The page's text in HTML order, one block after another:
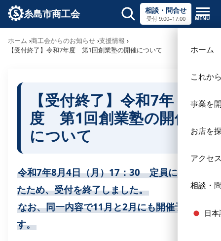
糸島市商工会 相談・問合せ
受付 9:00–17:00 MENU
サイト内検索
ホーム
これか
事業を
お店を
アクセ
相談・
日
ホーム 商工会からのお知らせ 支援情報
【受付終了】令和7年度 第1回創業塾の開催について
【受付終了】令和7年
度 第1回創業塾の開催
について
令和7年8月4日（月）17：30 定員に達し
たため、受付を終了しました。
なお、同一内容で11月と2月にも開催予定で
す。